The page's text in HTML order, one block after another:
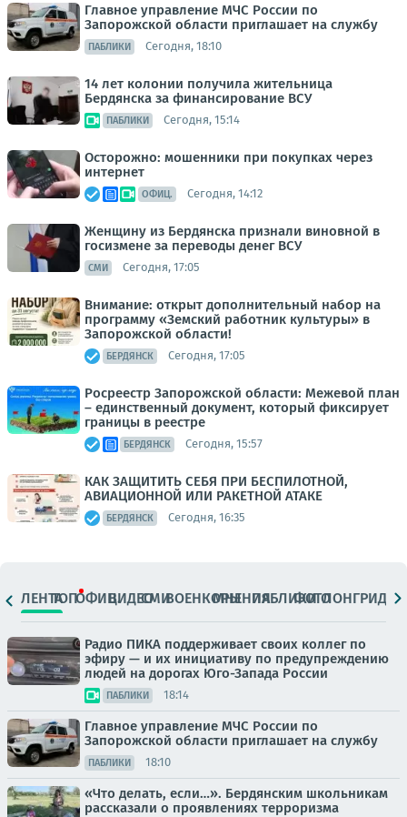
Главное управление МЧС России по
Запорожской области приглашает на службу
ПАБЛИКИ Сегодня, 18:10
14 лет колонии получила жительница
Бердянска за финансирование ВСУ
ПАБЛИКИ Сегодня, 15:14
Осторожно: мошенники при покупках через
интернет
ОФИЦ. Сегодня, 14:12
Женщину из Бердянска признали виновной в
госизмене за переводы денег ВСУ
СМИ Сегодня, 17:05
Внимание: открыт дополнительный набор на
программу «Земский работник культуры» в
Запорожской области!
БЕРДЯНСК Сегодня, 17:05
Росреестр Запорожской области: Межевой план
– единственный документ, который фиксирует
границы в реестре
БЕРДЯНСК Сегодня, 15:57
КАК ЗАЩИТИТЬ СЕБЯ ПРИ БЕСПИЛОТНОЙ,
АВИАЦИОННОЙ ИЛИ РАКЕТНОЙ АТАКЕ
БЕРДЯНСК Сегодня, 16:35
ЛЕНТАТОПОФИЦ.ВИДЕОСМИВОЕНКОРЫМНЕНИЯПАБЛИКИ
ФОТОЛОНГРИДЫ
Радио ПИКА поддерживает своих коллег по
эфиру — и их инициативу по предупреждению
людей на дорогах Юго-Запада России
ПАБЛИКИ 18:14
Главное управление МЧС России по
Запорожской области приглашает на службу
ПАБЛИКИ 18:10
«Что делать, если…». Бердянским школьникам
рассказали о проявлениях терроризма